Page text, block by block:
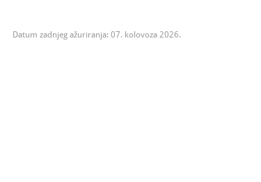
Datum zadnjeg ažuriranja: 07. kolovoza 2026.